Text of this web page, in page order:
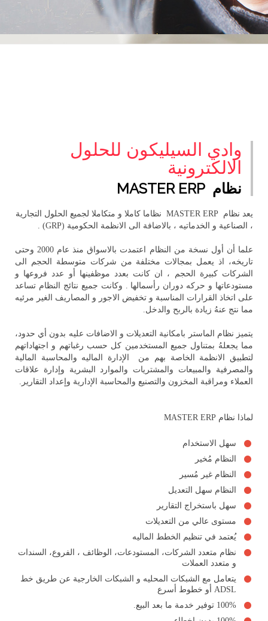
وادي السيليكون للحلول
الالكترونية
نظام MASTER ERP
يعد نظام MASTER ERP نظاما كاملا و متكاملا لجميع الحلول التجارية
، الصناعية و الخدماتيه ، بالاضافة الى الانظمة الحكومية (GRP) .
علما أن أول نسخة من النظام اعتمدت بالاسواق منذ عام 2000 وحتى
تاريخه، اذ يعمل بمجالات مختلفة من شركات متوسطة الحجم الى
الشركات كبيرة الحجم ، ان كانت بعدد موظفينها أو عدد فروعها و
مستودعاتها و حركه دوران رأسمالها . وكانت جميع نتائج النظام تساعد
على اتخاذ القرارات المناسبة و تخفيض الاجور و المصاريف الغير مرئيه
مما نتج عنهُ زيادة بالربح والدخل.
يتميز نظام الماستر بامكانية التعديلات و الاضافات عليه بدون أي حدود،
مما يجعلهُ بمتناول جميع المستخدمين كل حسب رغباتهم و اجتهاداتهم
لتطبيق الانظمة الخاصة بهم من الإدارة الماليه والمحاسبة المالية
والمصرفية والمبيعات والمشتريات والموارد البشرية وإدارة علاقات
العملاء ومراقبة المخزون والتصنيع والمحاسبة الإدارية وإعداد التقارير.
لماذا نظام MASTER ERP
سهل الاستخدام
النظام مُخير
النظام غير مُسير
النظام سهل التعديل
سهل باستخراج التقارير
مستوى عالي من التعديلات
يُعتمد في تنظيم الخطط الماليه
نظام متعدد الشركات، المستودعات، الوظائف ، الفروع، السندات
و متعدد العملات
يتعامل مع الشبكات المحليه و الشبكات الخارجية عن طريق خط
ADSL أو خطوط أسرع
100% توفير خدمة ما بعد البيع.